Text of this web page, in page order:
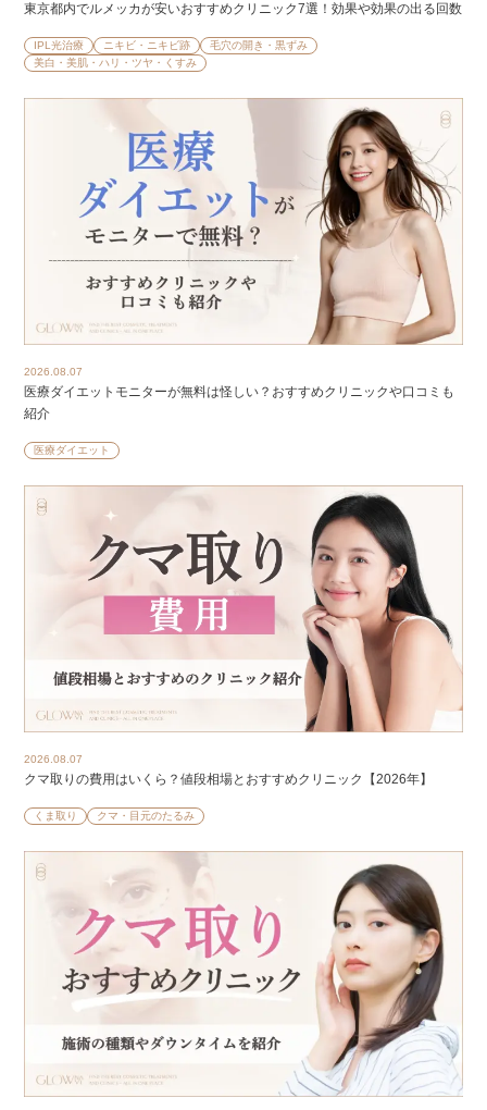
東京都内でルメッカが安いおすすめクリニック7選！効果や効果の出る回数
IPL光治療 ニキビ・ニキビ跡
毛穴の開き・黒ずみ
美白・美肌・ハリ・ツヤ・くすみ
2026.08.07
医療ダイエットモニターが無料は怪しい？おすすめクリニックや口コミも
紹介
医療ダイエット
2026.08.07
クマ取りの費用はいくら？値段相場とおすすめクリニック【2026年】
くま取り クマ・目元のたるみ